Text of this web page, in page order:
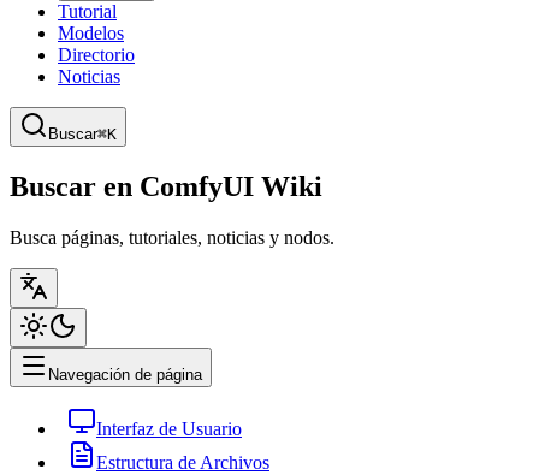
Tutorial
Modelos
Directorio
Noticias
Buscar⌘K
Buscar en ComfyUI Wiki
Busca páginas, tutoriales, noticias y nodos.
Navegación de página
Interfaz de Usuario
Estructura de Archivos